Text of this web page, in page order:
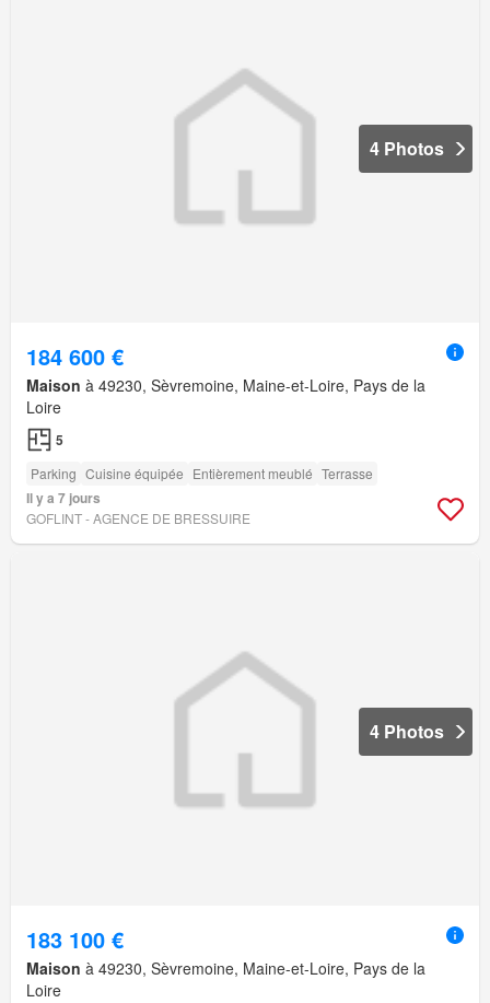
4 Photos
184 600 €
Maison à 49230, Sèvremoine, Maine-et-Loire, Pays de la
Loire
5
Parking Cuisine équipée Entièrement meublé Terrasse
Il y a 7 jours
GOFLINT - AGENCE DE BRESSUIRE
4 Photos
183 100 €
Maison à 49230, Sèvremoine, Maine-et-Loire, Pays de la
Loire